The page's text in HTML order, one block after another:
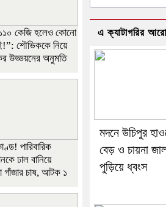
এ ক্যাটাগরির
মদনে উচিপুর
বেড় ও চায়না
পুড়িয়ে ধ্বংস
কেজি হলেও কোনো
শৌভিককে নিয়ে
উড্ডয়নের অনুমতি
পারিবারিক
ঢাল বানিয়ে
গাঁজার চাষ, আটক ১